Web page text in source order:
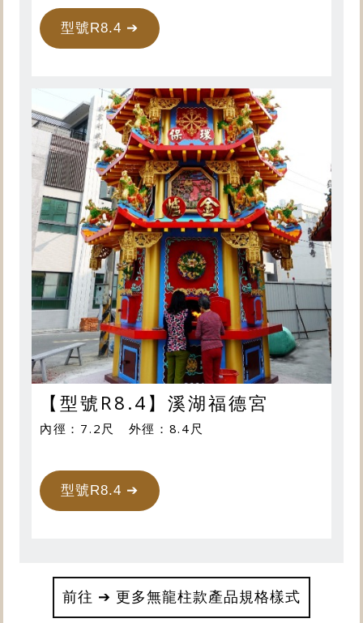
型號R8.4 ➔
【型號R8.4】溪湖福德宮
內徑：7.2尺 外徑：8.4尺
型號R8.4 ➔
前往 ➔ 更多無龍柱款產品規格樣式